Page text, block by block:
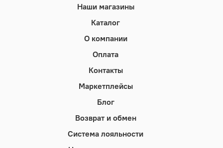
Наши магазины
Каталог
О компании
Оплата
Контакты
Маркетплейсы
Блог
Возврат и обмен
Система лояльности